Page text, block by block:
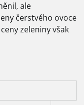
ale
čerstvého ovoce
zeleniny však